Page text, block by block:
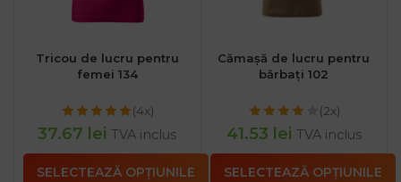
Tricou de lucru pentru
femei 134
(4x)
37.67 lei TVA inclus
SELECTEAZĂ OPȚIUNILE
Cămașă de lucru pentru
bărbați 102
(2x)
41.53 lei TVA inclus
SELECTEAZĂ OPȚIUNILE